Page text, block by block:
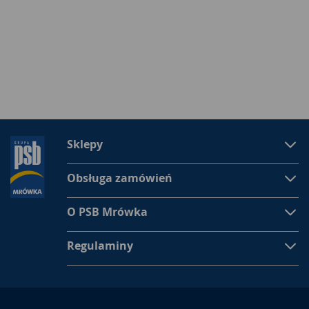
Sklepy
Obsługa zamówień
O PSB Mrówka
Regulaminy